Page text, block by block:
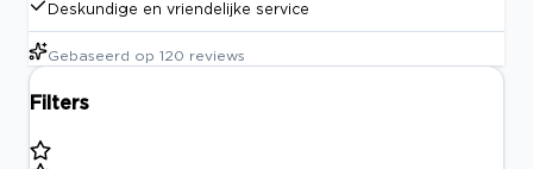
Deskundige en vriendelijke service
Gebaseerd op 120 reviews
Filters